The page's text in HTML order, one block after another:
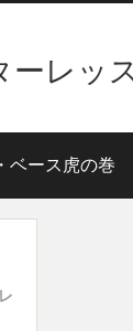
ーレッ
ベース虎の巻